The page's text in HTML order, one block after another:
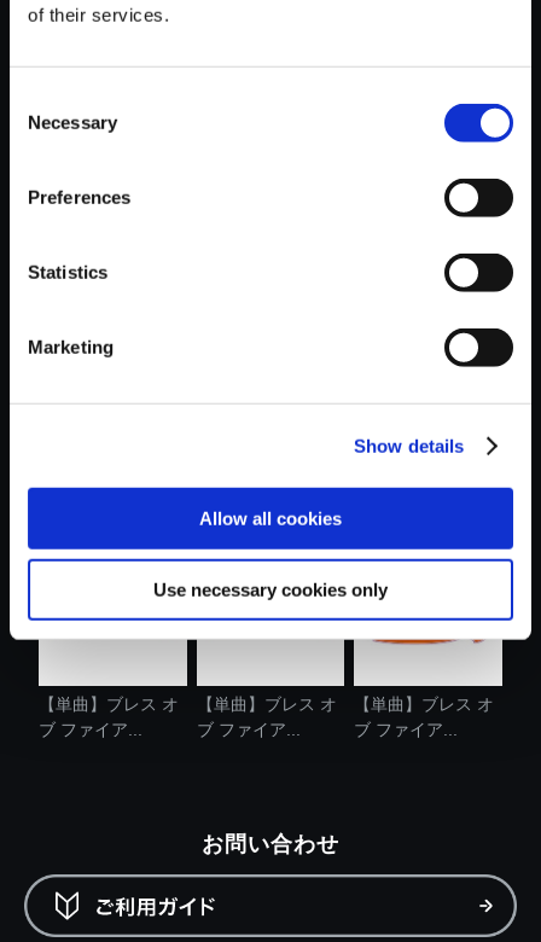
of their services.
Selection
Necessary
Preferences
Statistics
Marketing
Show details
Allow all cookies
Use necessary cookies only
おすすめ商品
ブ ファイア...
ブ ファイア...
ブ ファイア...
【単曲】ブレス オ
ブ ファイア...
【単曲】ブレス オ
ブ ファイア...
【単曲】ブレス オ
ブ ファイア...
お問い合わせ